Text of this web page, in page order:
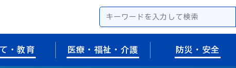
・教育 医療・福祉・介護 防災・安全